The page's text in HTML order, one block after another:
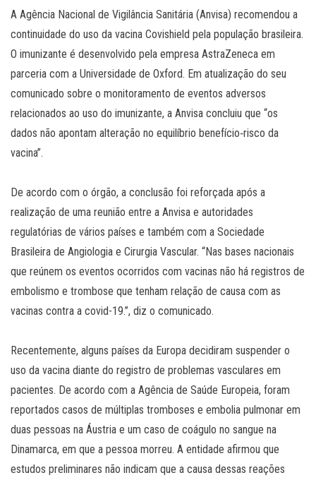
A Agência Nacional de Vigilância Sanitária (Anvisa) recomendou a
continuidade do uso da vacina Covishield pela população brasileira.
O imunizante é desenvolvido pela empresa AstraZeneca em
parceria com a Universidade de Oxford. Em atualização do seu
comunicado sobre o monitoramento de eventos adversos
relacionados ao uso do imunizante, a Anvisa concluiu que “os
dados não apontam alteração no equilíbrio benefício‐risco da
vacina”.
De acordo com o órgão, a conclusão foi reforçada após a
realização de uma reunião entre a Anvisa e autoridades
regulatórias de vários países e também com a Sociedade
Brasileira de Angiologia e Cirurgia Vascular. “Nas bases nacionais
que reúnem os eventos ocorridos com vacinas não há registros de
embolismo e trombose que tenham relação de causa com as
vacinas contra a covid-19.”, diz o comunicado.
Recentemente, alguns países da Europa decidiram suspender o
uso da vacina diante do registro de problemas vasculares em
pacientes. De acordo com a Agência de Saúde Europeia, foram
reportados casos de múltiplas tromboses e embolia pulmonar em
duas pessoas na Áustria e um caso de coágulo no sangue na
Dinamarca, em que a pessoa morreu. A entidade afirmou que
estudos preliminares não indicam que a causa dessas reações